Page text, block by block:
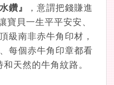
鑽』
，意謂把錢賺進
寶貝一生平平安安、
級南非赤牛角印材，
每個赤牛角印章都看
天然的牛角紋路。